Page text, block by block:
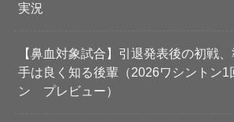
実況
【鼻血対象試合】引退発表後の初戦
手は良く知る後輩（2026ワシントン
ン プレビュー）